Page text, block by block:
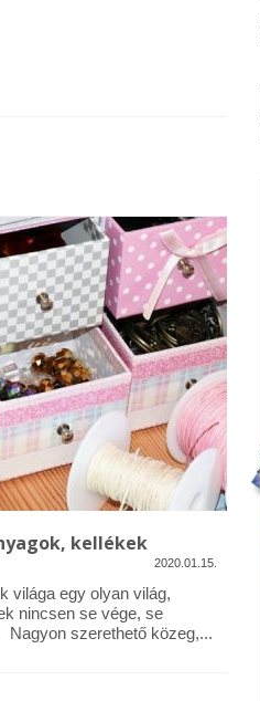
kellékek
2020.01.15.
világa egy olyan világ,
nincsen se vége, se
Nagyon szerethető közeg,...